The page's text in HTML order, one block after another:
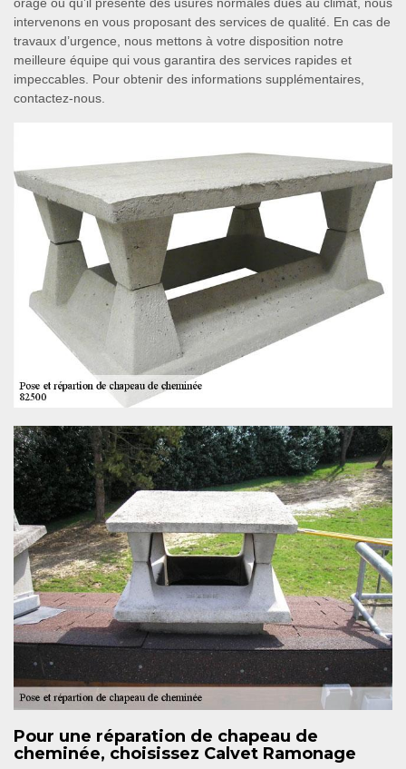
intervenons en vous proposant des services de qualité. En cas de
travaux d’urgence, nous mettons à votre disposition notre
meilleure équipe qui vous garantira des services rapides et
impeccables. Pour obtenir des informations supplémentaires,
contactez-nous.
Pour une réparation de chapeau de
cheminée, choisissez Calvet Ramonage